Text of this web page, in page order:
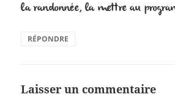
la randonnée, la mettre au
RÉPONDRE
Laisser un commentaire